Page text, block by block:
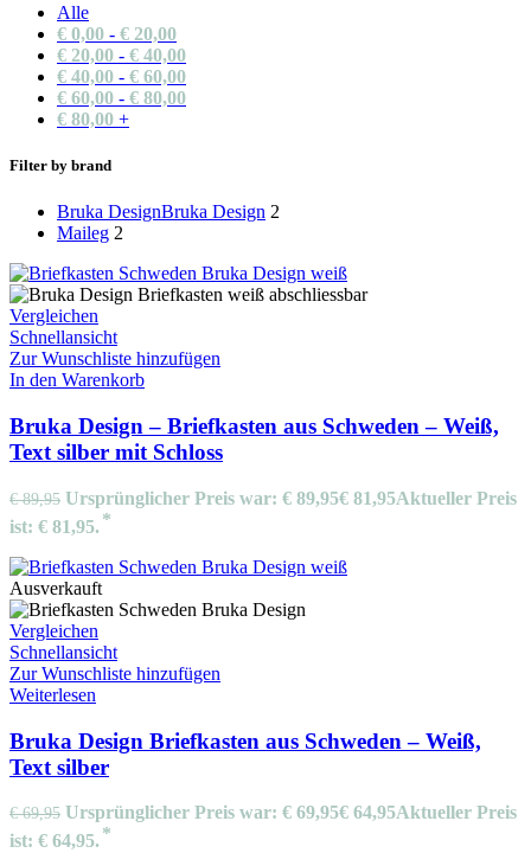
Alle
€ 0,00 - € 20,00
€ 20,00 - € 40,00
€ 40,00 - € 60,00
€ 60,00 - € 80,00
€ 80,00 +
Filter by brand
Bruka DesignBruka Design 2
Maileg 2
Vergleichen
Schnellansicht
Zur Wunschliste hinzufügen
In den Warenkorb
Bruka Design – Briefkasten aus Schweden – Weiß,
Text silber mit Schloss
€89,95 Ursprünglicher Preis war: € 89,95€ 81,95Aktueller Preis
ist: € 81,95.
Ausverkauft
Vergleichen
Schnellansicht
Zur Wunschliste hinzufügen
Weiterlesen
Bruka Design Briefkasten aus Schweden – Weiß,
Text silber
€69,95 Ursprünglicher Preis war: € 69,95€ 64,95Aktueller Preis
ist: € 64,95.